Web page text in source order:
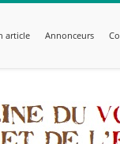
article Annonceurs